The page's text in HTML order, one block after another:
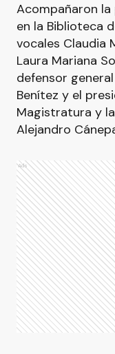
Acompañaron
en la Biblioteca
vocales Claudia
Laura Mariana
defensor
Benítez y el
Magistratura y
Alejandro
Ads